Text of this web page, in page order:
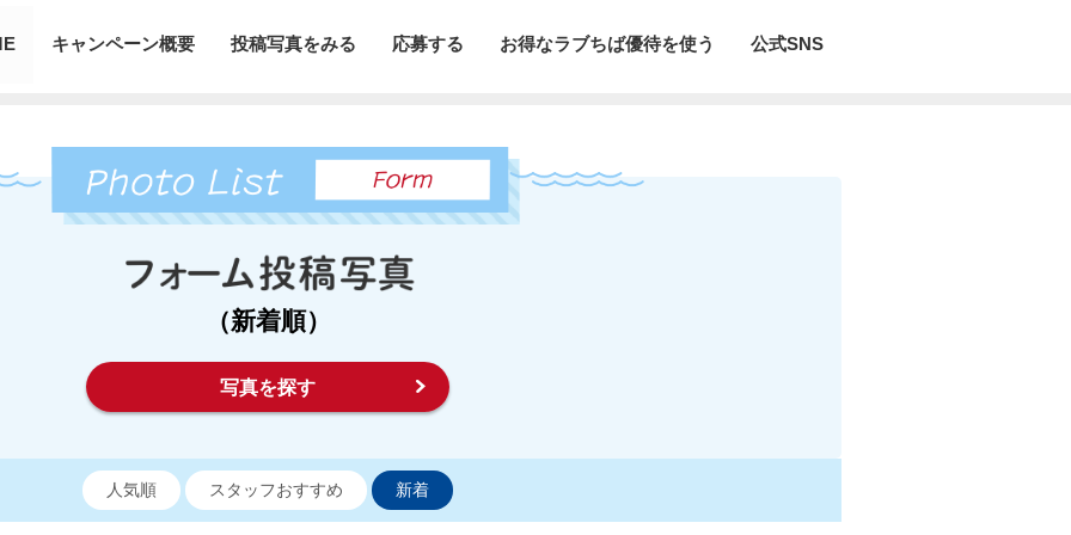
キャンペーン概要 投稿写真をみる 応募する お得なラブちば優待を使う 公式SNS
（新着順）
写真を探す
人気順 スタッフおすすめ 新着